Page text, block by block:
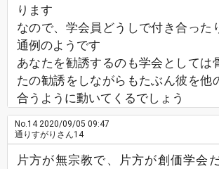
ります
なので、学会員どうしで付き合った
通例のようです
あなたを勧誘するのも学会としては
たの勧誘をしながらもたぶん彼を他
合うように動いてくるでしょう
No.142020/09/05 09:47
通りすがりさん14
片方が無宗教で、片方が創価学会